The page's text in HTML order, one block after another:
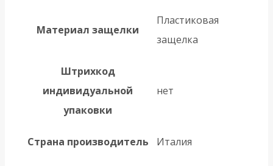
Материал защелки
Пластиковая
защелка
Штрихкод
индивидуальной
упаковки
нет
Страна производитель Италия